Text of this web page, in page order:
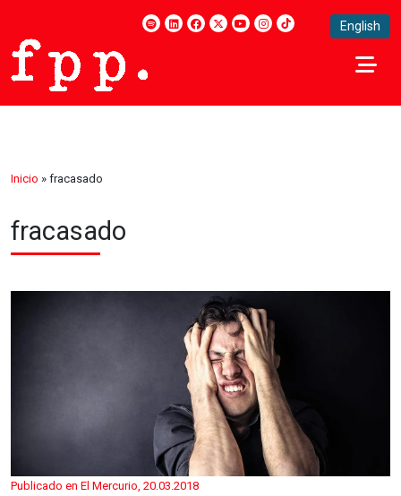
English
Inicio » fracasado
fracasado
Publicado en El Mercurio, 20.03.2018